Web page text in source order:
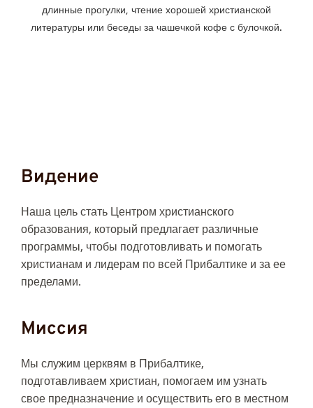
длинные прогулки, чтение хорошей христианской
литературы или беседы за чашечкой кофе с булочкой.
Видение
Наша цель стать Центром христианского
образования, который предлагает различные
программы, чтобы подготовливать и помогать
христианам и лидерам по всей Прибалтике и за ее
пределами.
Миссия
Мы служим церквям в Прибалтике,
подготавливаем христиан, помогаем им узнать
свое предназначение и осуществить его в местном